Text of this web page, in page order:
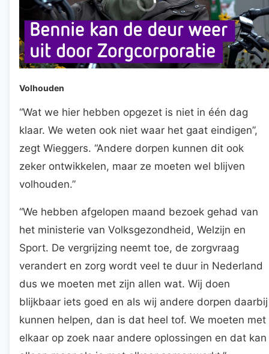
Volhouden
“Wat we hier hebben opgezet is niet in één dag
klaar. We weten ook niet waar het gaat eindigen”,
zegt Wieggers. “Andere dorpen kunnen dit ook
zeker ontwikkelen, maar ze moeten wel blijven
volhouden.”
“We hebben afgelopen maand bezoek gehad van
het ministerie van Volksgezondheid, Welzijn en
Sport. De vergrijzing neemt toe, de zorgvraag
verandert en zorg wordt veel te duur in Nederland
dus we moeten met zijn allen wat. Wij doen
blijkbaar iets goed en als wij andere dorpen daarbij
kunnen helpen, dan is dat heel tof. We moeten met
elkaar op zoek naar andere oplossingen en dat kan